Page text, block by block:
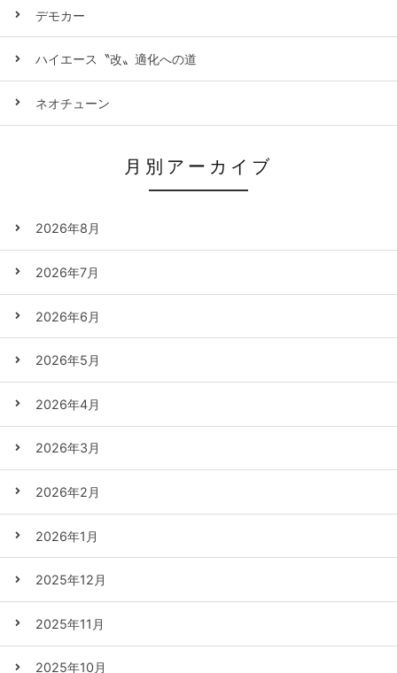
デモカー
ハイエース〝改〟適化への道
ネオチューン
月別アーカイブ
2026年8月
2026年7月
2026年6月
2026年5月
2026年4月
2026年3月
2026年2月
2026年1月
2025年12月
2025年11月
2025年10月